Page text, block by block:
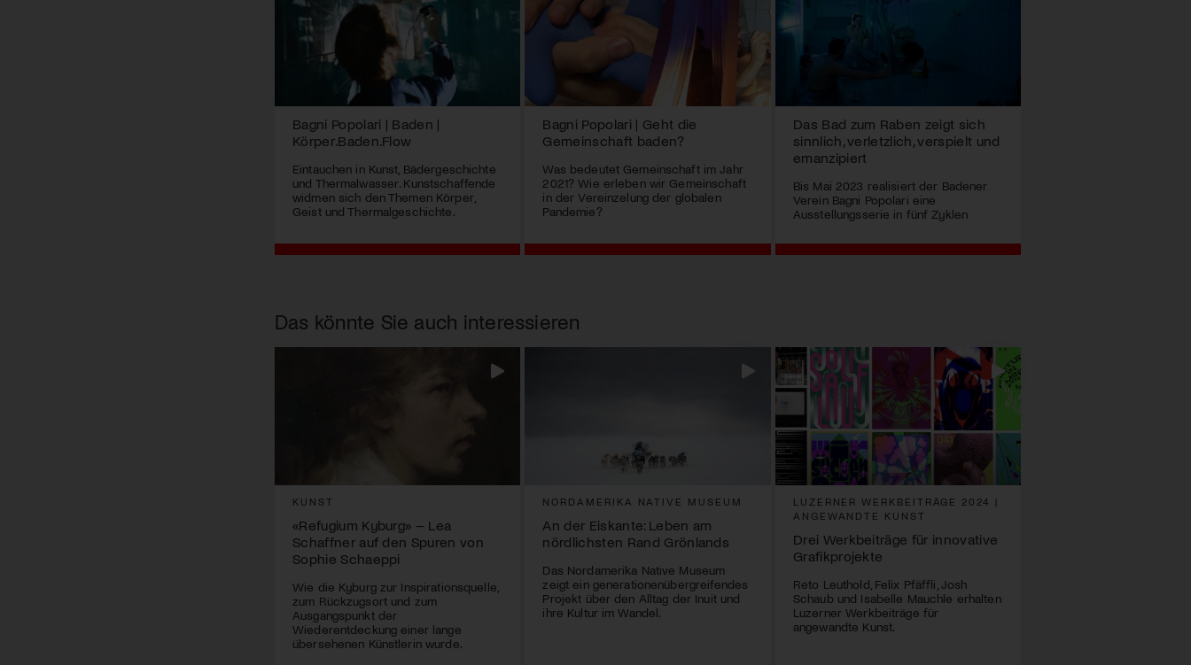
Bagni Popolari | Baden |
Körper.Baden.Flow
Eintauchen in Kunst, Bädergeschichte
und Thermalwasser. Kunstschaffende
widmen sich den Themen Körper,
Geist und Thermalgeschichte.
Bagni Popolari | Geht die
Gemeinschaft baden?
Was bedeutet Gemeinschaft im Jahr
2021? Wie erleben wir Gemeinschaft
in der Vereinzelung der globalen
Pandemie?
Das Bad zum Raben zeigt sich
sinnlich, verletzlich, verspielt und
emanzipiert
Bis Mai 2023 realisiert der Badener
Verein Bagni Popolari eine
Ausstellungsserie in fünf Zyklen
Das könnte Sie auch interessieren
KUNST
«Refugium Kyburg» – Lea
Schaffner auf den Spuren von
Sophie Schaeppi
Wie die Kyburg zur Inspirationsquelle,
zum Rückzugsort und zum
Ausgangspunkt der
Wiederentdeckung einer lange
übersehenen Künstlerin wurde.
NORDAMERIKA NATIVE MUSEUM
An der Eiskante: Leben am
nördlichsten Rand Grönlands
Das Nordamerika Native Museum
zeigt ein generationenübergreifendes
Projekt über den Alltag der Inuit und
ihre Kultur im Wandel.
LUZERNER WERKBEITRÄGE 2024 |
ANGEWANDTE KUNST
Drei Werkbeiträge für innovative
Grafikprojekte
Reto Leuthold, Felix Pfäffli, Josh
Schaub und Isabelle Mauchle erhalten
Luzerner Werkbeiträge für
angewandte Kunst.